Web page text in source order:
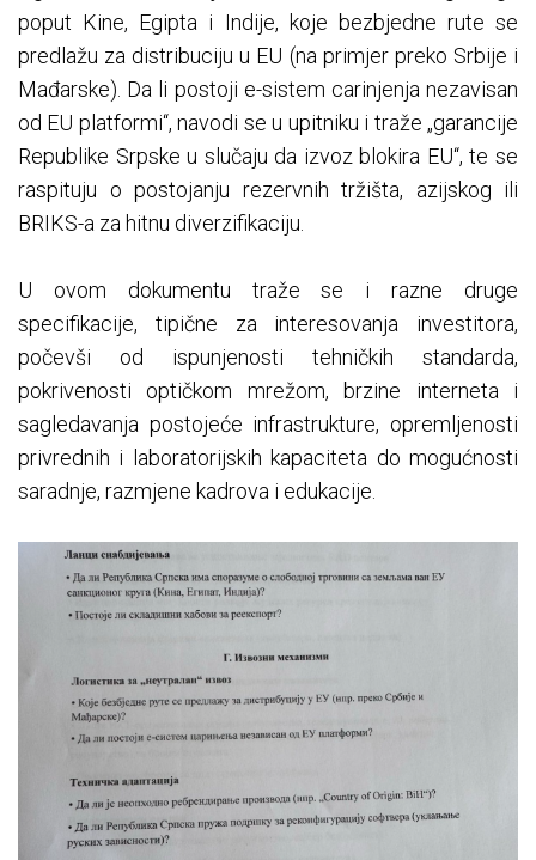
poput Kine, Egipta i Indije, koje bezbjedne rute se
predlažu za distribuciju u EU (na primjer preko Srbije i
Mađarske). Da li postoji e-sistem carinjenja nezavisan
od EU platformi“, navodi se u upitniku i traže „garancije
Republike Srpske u slučaju da izvoz blokira EU“, te se
raspituju o postojanju rezervnih tržišta, azijskog ili
BRIKS-a za hitnu diverzifikaciju.
U ovom dokumentu traže se i razne druge
specifikacije, tipične za interesovanja investitora,
počevši od ispunjenosti tehničkih standarda,
pokrivenosti optičkom mrežom, brzine interneta i
sagledavanja postojeće infrastrukture, opremljenosti
privrednih i laboratorijskih kapaciteta do mogućnosti
saradnje, razmjene kadrova i edukacije.